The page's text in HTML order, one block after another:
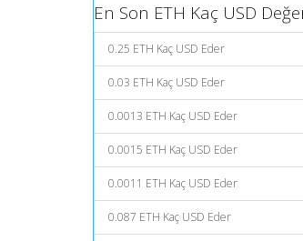
En Son ETH Kaç USD
0.25 ETH Kaç USD Eder
0.03 ETH Kaç USD Eder
0.0013 ETH Kaç USD Eder
0.0015 ETH Kaç USD Eder
0.0011 ETH Kaç USD Eder
0.087 ETH Kaç USD Eder